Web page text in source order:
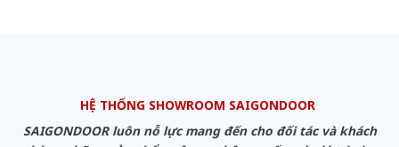
HỆ THỐNG SHOWROOM SAIGONDOOR
SAIGONDOOR luôn nỗ lực mang đến cho đối tác và khách